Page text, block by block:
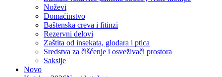
Noževi
Domaćinstvo
Baštenska creva i fitinzi
Rezervni delovi
Zaštita od insekata, glodara i ptica
Sredstva za čišćenje i osveživači prostora
Saksije
Novo